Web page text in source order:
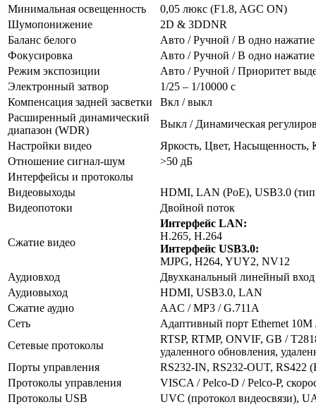
Минимальная освещенность
0,05 люкс (F1.8, AGC ON)
Шумопонижение
2D & 3DDNR
Баланс белого
Авто / Ручной / В одно нажатие
Фокусировка
Авто / Ручной / В одно нажатие
Режим экспозиции
Авто / Ручной / Приоритет
Электронный затвор
1/25 – 1/10000 с
Компенсация задней засветки
Вкл / выкл
Расширенный динамический
диапазон (WDR)
Выкл / Динамическая
Настройки видео
Яркость, Цвет, Насыщенность,
Отношение сигнал-шум
>50 дБ
Интерфейсы и протоколы
Видеовыходы
HDMI, LAN (PoE), USB3.0
Видеопотоки
Двойной поток
Сжатие видео
Интерфейс LAN:
H.265, H.264
Интерфейс USB3.0:
MJPG, H264, YUY2, NV12
Аудиовход
Двухканальный линейный
Аудиовыход
HDMI, USB3.0, LAN
Сжатие аудио
AAC / MP3 / G.711A
Сеть
Адаптивный порт Ethernet 10M
Сетевые протоколы
RTSP, RTMP, ONVIF, GB /
удаленного обновления,
Порты управления
RS232-IN, RS232-OUT, RS422
Протоколы управления
VISCA / Pelco-D / Pelco-P,
Протоколы USB
UVC (протокол видеосвязи),